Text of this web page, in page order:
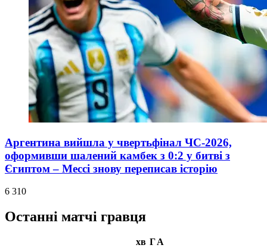
Аргентина вийшла у чвертьфінал ЧС-2026,
оформивши шалений камбек з 0:2 у битві з
Єгиптом – Мессі знову переписав історію
6 310
Останні матчі гравця
хв ГА